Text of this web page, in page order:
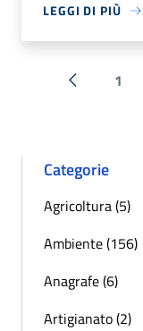
LEGGI DI PIÙ
« Precedente
1
Categorie
Agricoltura (5)
Ambiente (156)
Anagrafe (6)
Artigianato (2)